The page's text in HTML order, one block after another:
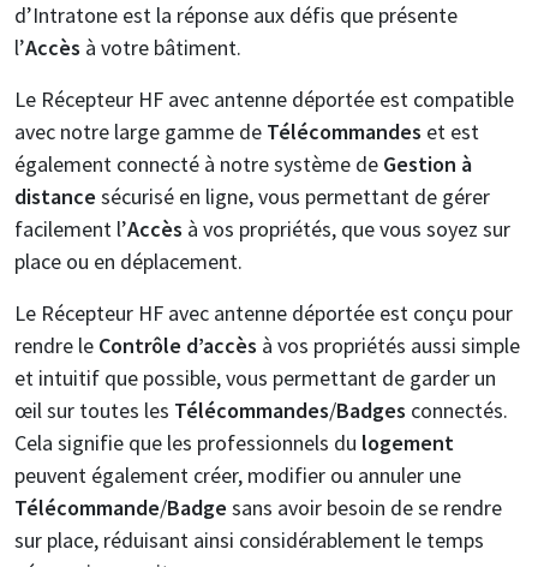
d’Intratone est la réponse aux défis que présente
l’Accès à votre bâtiment.
Le Récepteur HF avec antenne déportée est compatible
avec notre large gamme de Télécommandes et est
également connecté à notre système de Gestion à
distance sécurisé en ligne, vous permettant de gérer
facilement l’Accès à vos propriétés, que vous soyez sur
place ou en déplacement.
Le Récepteur HF avec antenne déportée est conçu pour
rendre le Contrôle d’accès à vos propriétés aussi simple
et intuitif que possible, vous permettant de garder un
œil sur toutes les Télécommandes/Badges connectés.
Cela signifie que les professionnels du logement
peuvent également créer, modifier ou annuler une
Télécommande/Badge sans avoir besoin de se rendre
sur place, réduisant ainsi considérablement le temps